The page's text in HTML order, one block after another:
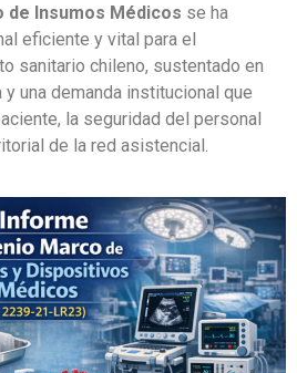
de Insumos Médicos se ha
eficiente y vital para el
sanitario chileno, sustentado en
una demanda institucional que
la seguridad del personal
de la red asistencial.